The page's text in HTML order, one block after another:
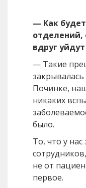
— Как
отделений,
вдруг
— Такие
Починке,
никаких
было.
То, что у
не от
первое.